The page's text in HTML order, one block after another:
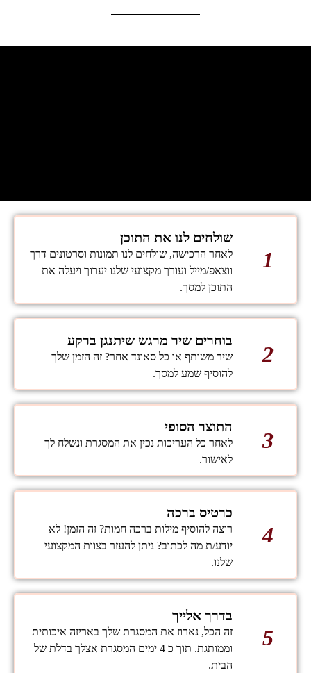
1
שולחים לנו את התוכן
לאחר הרכישה, שולחים לנו תמונות וסרטונים דרך
ווצאפ/מייל ועורך מקצועי שלנו יערוך ויעלה את
התוכן למסך.
2
בוחרים שיר מרגש שיתנגן ברקע
שיר משותף או כל סאונד אחר? זה הזמן שלך
להוסיף שמע למסך.
3
התוצר הסופי
לאחר כל העריכות נכין את המסגרת ונשלח לך
לאישור.
4
כרטיס ברכה
רוצה להוסיף מילות ברכה חמות? זה הזמן! לא
יודע/ת מה לכתוב? ניתן להעזר בצוות המקצועי
שלנו.
5
בדרך אלייך
זה הכל, נארוז את המסגרת שלך באריזה איכותית
וממותגת. תוך כ 4 ימים המסגרת אצלך בדלת של
הבית.